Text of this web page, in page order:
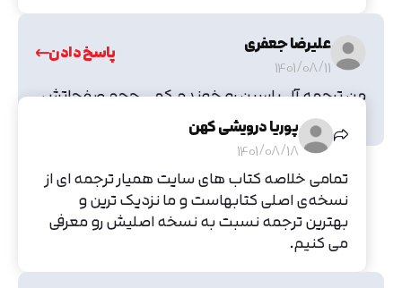
علیرضا جعفری
1401/08/11
پاسخ دادن
من ترجمه آل یاسین رو خوندم.کمی حجم صفحاتش
زیاد هست اما عمقی تر نوشته شده.
پوریا درویشی کهن
1401/08/18
تمامی خلاصه کتاب های سایت همیار ترجمه ای از
نسخه‌ی اصلی کتابهاست و ما نزدیک ترین و
بهترین ترجمه نسبت به نسخه اصلیش رو معرفی
می کنیم.